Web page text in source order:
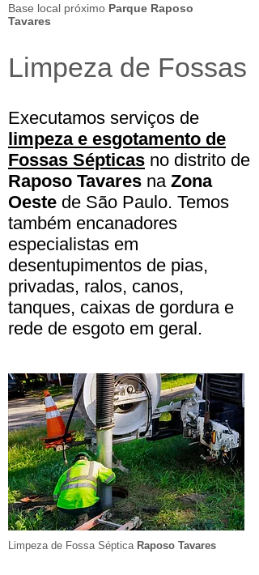
Base local próximo Parque Raposo
Tavares
Limpeza de Fossas
Executamos serviços de
limpeza e esgotamento de
Fossas Sépticas no distrito de
Raposo Tavares na Zona
Oeste de São Paulo. Temos
também encanadores
especialistas em
desentupimentos de pias,
privadas, ralos, canos,
tanques, caixas de gordura e
rede de esgoto em geral.
Limpeza de Fossa Séptica Raposo Tavares